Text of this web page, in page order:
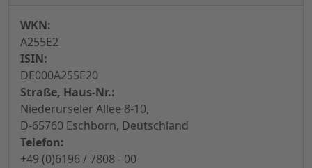
WKN:
A255E2
ISIN:
DE000A255E20
Straße, Haus-Nr.:
Niederurseler Allee 8-10,
D-65760 Eschborn, Deutschland
Telefon:
+49 (0)6196 / 7808 - 00